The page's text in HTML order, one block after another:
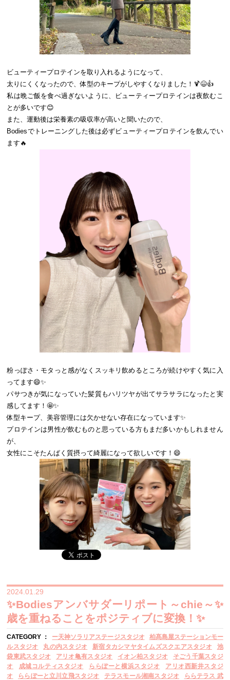
ビューティープロテインを取り入れるようになって、
太りにくくなったので、体型のキープがしやすくなりました！🍹😄👍
私は晩ご飯を食べ過ぎないように、ビューティープロテインは夜飲むこ
とが多いです😊
また、運動後は栄養素の吸収率が高いと聞いたので、
Bodiesでトレーニングした後は必ずビューティープロテインを飲んでい
ます🔥
粉っぽさ・モタっと感がなくスッキリ飲めるところが続けやすく気に入
ってます😄✨
パサつきが気になっていた髪質もハリツヤが出てサラサラになったと実
感してます！🤩✨
体型キープ、美容管理には欠かせない存在になっています✨
プロテインは男性が飲むものと思っている方もまだ多いかもしれません
が、
女性にこそたんぱく質摂って綺麗になって欲しいです！😄
2024.01.29
✨Bodiesアンバサダーリポート～chie～✨
歳を重ねることをポジティブに変換！✨
CATEGORY ： ー天神ソラリアステージスタジオ
柏髙島屋ステーションモー
ルスタジオ
丸の内スタジオ 新宿タカシマヤタイムズスクエアスタジオ
池
袋東武スタジオ
アリオ亀有スタジオ イオン柏スタジオ
そごう千葉スタジ
オ
成城コルティスタジオ ららぽーと横浜スタジオ
アリオ西新井スタジ
オ
ららぽーと立川立飛スタジオ テラスモール湘南スタジオ
ららテラス 武